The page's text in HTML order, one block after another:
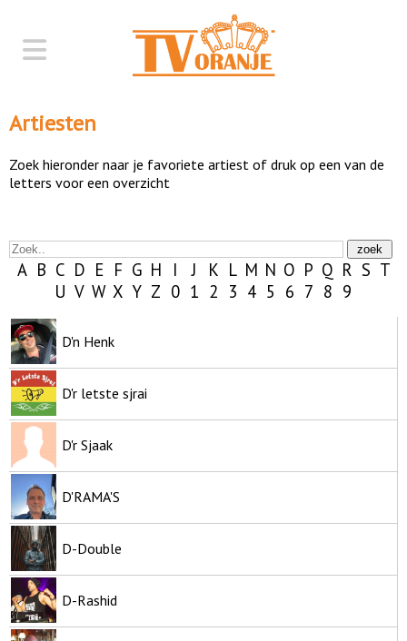
Artiesten
Zoek hieronder naar je favoriete artiest of druk op een van de
letters voor een overzicht
A B C D E F G H I J K L M N O P Q R S T
U V W X Y Z 0 1 2 3 4 5 6 7 8 9
D'n Henk
D'r letste sjrai
D'r Sjaak
D'RAMA'S
D-Double
D-Rashid